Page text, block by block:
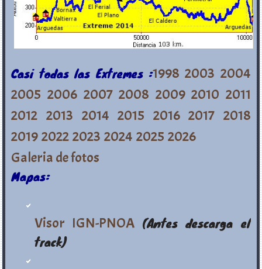
Casi todas las Extremes :1998 2003 2004
2005 2006 2007 2008 2009 2010 2011
2012 2013 2014 2015 2016 2017 2018
2019 2022 2023 2024 2025 2026
Galeria de fotos
Mapas:
Visor IGN-PNOA(Antes descarga el
track)